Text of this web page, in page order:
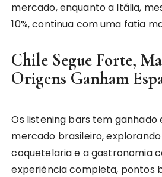
mercado, enquanto a Itália,
10%, continua com uma fatia
Chile Segue Forte,
Origens Ganham
Os listening bars tem ganhado
mercado brasileiro,
coquetelaria e a gastronomia
experiência completa, pontos